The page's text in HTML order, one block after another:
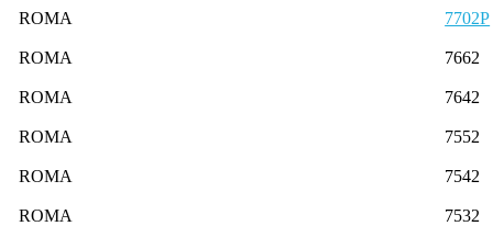
ROMA 7702P
ROMA 7662
ROMA 7642
ROMA 7552
ROMA 7542
ROMA 7532